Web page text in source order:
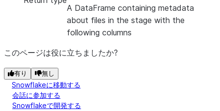
A DataFrame containing metadata
about files in the stage with the
following columns
このページは役に立ちましたか?
有り 無し
Snowflakeに移動する
会話に参加する
Snowflakeで開発する